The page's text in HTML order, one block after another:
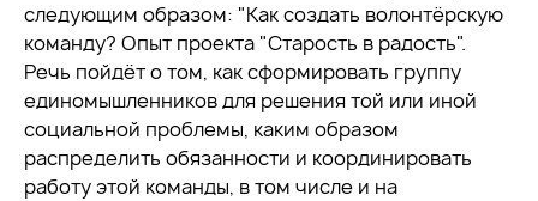
следующим образом: "Как создать волонтёрскую
команду? Опыт проекта "Старость в радость".
Речь пойдёт о том, как сформировать группу
единомышленников для решения той или иной
социальной проблемы, каким образом
распределить обязанности и координировать
работу этой команды, в том числе и на